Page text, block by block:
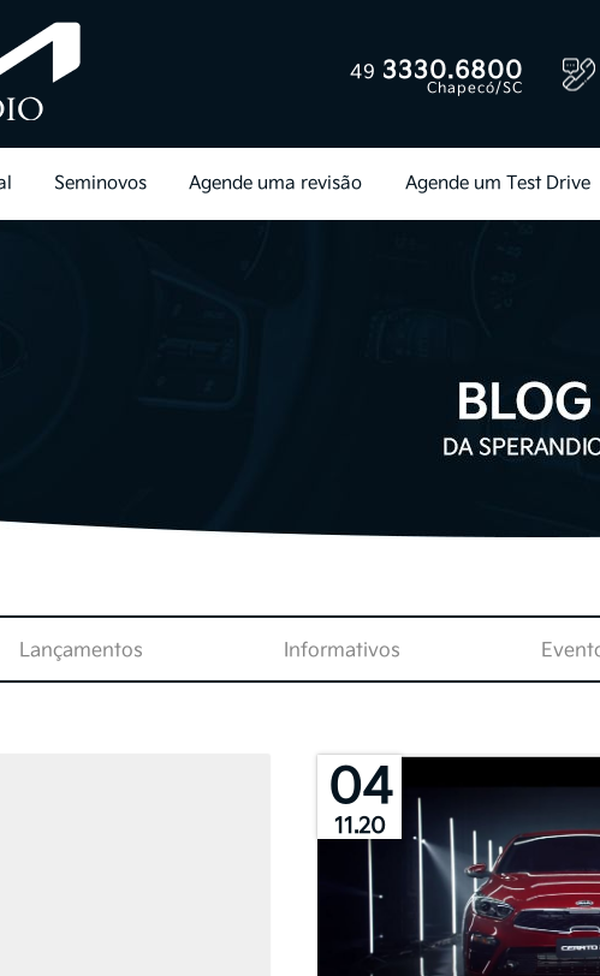
49 3330.6800
Chapecó/SC
Seminovos Agende uma revisão Agende um Test Drive
Lançamentos Informativos
04
11.20